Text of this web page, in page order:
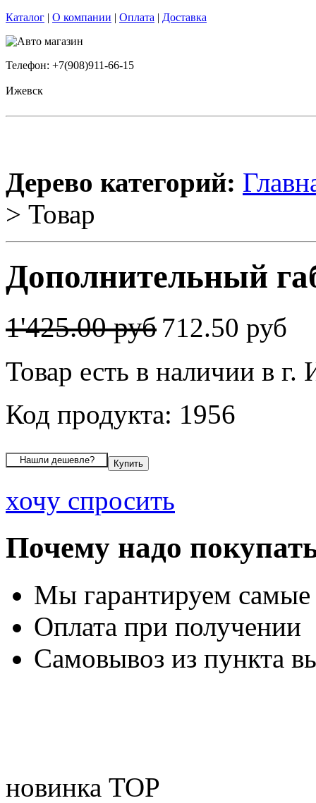
Каталог | О компании | Оплата | Доставка
Телефон: +7(908)911-66-15
Ижевск
Дерево категорий:
> Товар
Дополнительный
1'425.00 руб 712.50 руб
Товар есть в наличии в г.
Код продукта: 1956
хочу спросить
Почему надо
Мы гарантируем
Оплата при получении
Самовывоз из пункта
новинка TOP